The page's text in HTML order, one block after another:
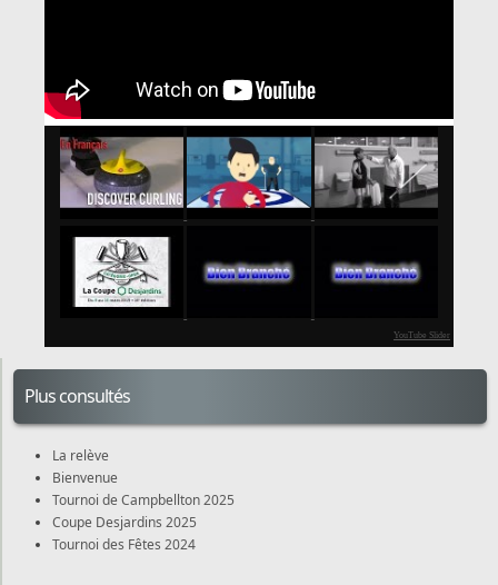
YouTube Slider
Plus consultés
La relève
Bienvenue
Tournoi de Campbellton 2025
Coupe Desjardins 2025
Tournoi des Fêtes 2024